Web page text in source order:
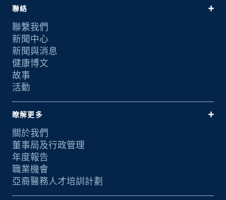
聯絡
聯繫我們
新聞中心
新聞與消息
健康博文
故事
活動
瞭解更多
關於我們
董事局及行政管理
年度報告
職業機會
亞裔醫務人才培訓計劃